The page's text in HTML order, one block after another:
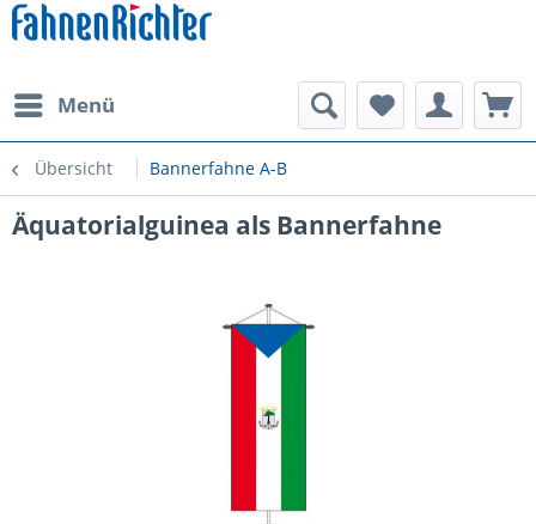
Menü
Übersicht Bannerfahne A-B
Äquatorialguinea als Bannerfahne